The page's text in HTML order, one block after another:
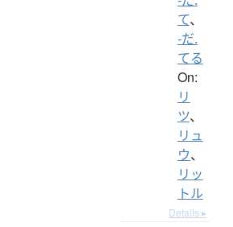
て、
-だ.
てる
On:
リ
ツ、
リュ
ウ、
リッ
トル
Details ▸